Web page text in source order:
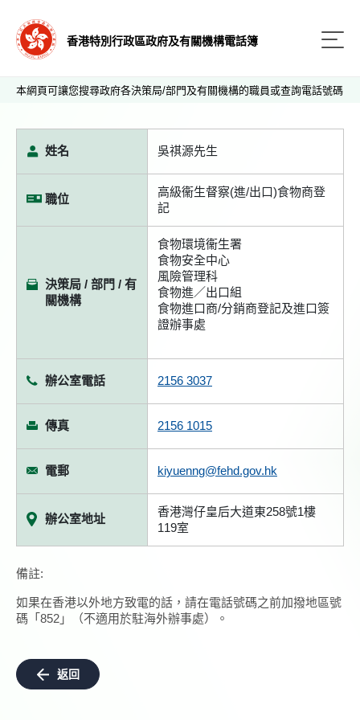
香港特別行政區政府及有關機構電話簿
本網頁可讓您搜尋政府各決策局/部門及有關機構的職員或查詢電話號碼
姓名 吳祺源先生
職位
高級衞生督察(進/出口)食物商登
記
決策局 / 部門 / 有
關機構
食物環境衞生署
食物安全中心
風險管理科
食物進／出口組
食物進口商/分銷商登記及進口簽
證辦事處
辦公室電話 2156 3037
傳真 2156 1015
電郵 kiyuenng@fehd.gov.hk
辦公室地址
香港灣仔皇后大道東258號1樓
119室
備註:
如果在香港以外地方致電的話，請在電話號碼之前加撥地區號
碼「852」（不適用於駐海外辦事處）。
返回